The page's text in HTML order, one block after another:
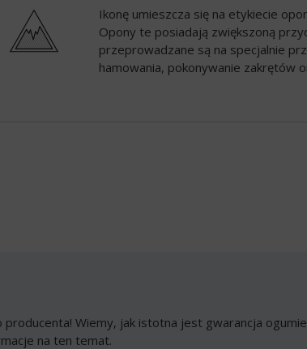
Ikonę umieszcza się na etykiecie
Opony te posiadają zwiększoną
przeprowadzane są na specjalnie
hamowania, pokonywanie zakrętów
Wiemy, jak istotna jest gwarancja
na ten temat.